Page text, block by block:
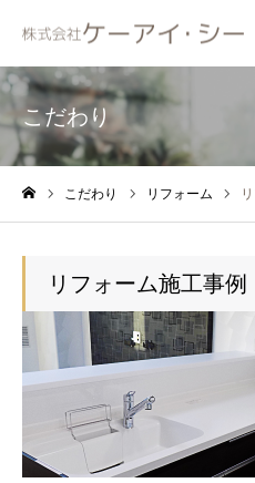
こだわり
こだわり リフォーム
リフォーム施工事例